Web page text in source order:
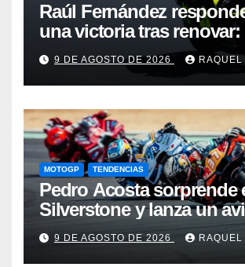
Raúl Fernández
una victoria tras renovar:
que quitarme una barrera
para verme realmente
por el Mundial”
9 DE AGOSTO DE 2026
MOTOGP TENDENCIAS
Pedro Acosta sorprende
Silverstone y lanza un
estamos tan lejos del top
campeonato”
9 DE AGOSTO DE 2026